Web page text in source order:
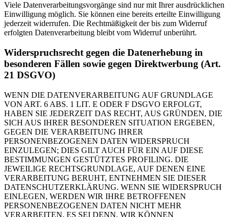
Viele Datenverarbeitungsvorgänge sind nur mit Ihrer ausdrücklichen
Einwilligung möglich. Sie können eine bereits erteilte Einwilligung
jederzeit widerrufen. Die Rechtmäßigkeit der bis zum Widerruf
erfolgten Datenverarbeitung bleibt vom Widerruf unberührt.
Widerspruchsrecht gegen die Datenerhebung in
besonderen Fällen sowie gegen Direktwerbung (Art.
21 DSGVO)
WENN DIE DATENVERARBEITUNG AUF GRUNDLAGE
VON ART. 6 ABS. 1 LIT. E ODER F DSGVO ERFOLGT,
HABEN SIE JEDERZEIT DAS RECHT, AUS GRÜNDEN, DIE
SICH AUS IHRER BESONDEREN SITUATION ERGEBEN,
GEGEN DIE VERARBEITUNG IHRER
PERSONENBEZOGENEN DATEN WIDERSPRUCH
EINZULEGEN; DIES GILT AUCH FÜR EIN AUF DIESE
BESTIMMUNGEN GESTÜTZTES PROFILING. DIE
JEWEILIGE RECHTSGRUNDLAGE, AUF DENEN EINE
VERARBEITUNG BERUHT, ENTNEHMEN SIE DIESER
DATENSCHUTZERKLÄRUNG. WENN SIE WIDERSPRUCH
EINLEGEN, WERDEN WIR IHRE BETROFFENEN
PERSONENBEZOGENEN DATEN NICHT MEHR
VERARBEITEN, ES SEI DENN, WIR KÖNNEN